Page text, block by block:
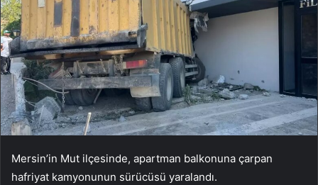
Mersin’in Mut ilçesinde, apartman balkonuna çarpan
hafriyat kamyonunun sürücüsü yaralandı.